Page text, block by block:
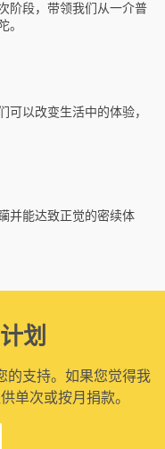
阶段，带领我们从一介普
。
可以改变生活中的体验，
并能达致正觉的密续体
划
的支持。如果您觉得我
单次或按月捐款。